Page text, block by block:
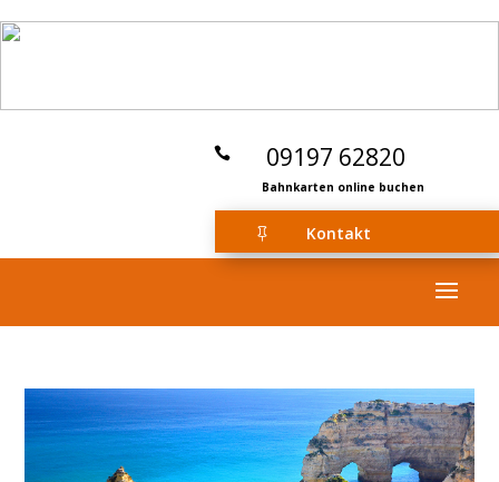
 09197 62820
Bahnkarten online buchen
 Kontakt